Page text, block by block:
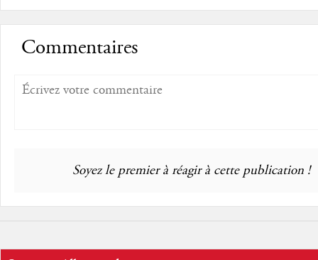
Commentaires
Soyez le premier à réagir à cette publication !